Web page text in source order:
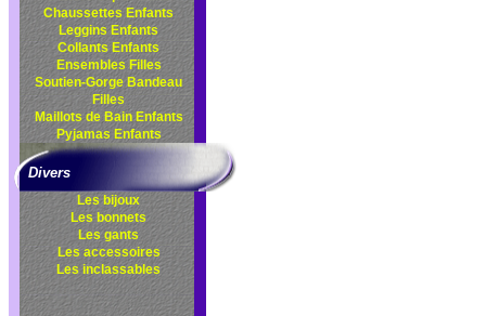
Chaussettes Enfants
Leggins Enfants
Collants Enfants
Ensembles Filles
Soutien-Gorge Bandeau
Filles
Maillots de Bain Enfants
Pyjamas Enfants
Divers
Les bijoux
Les bonnets
Les gants
Les accessoires
Les inclassables